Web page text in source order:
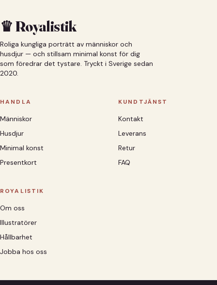
♛ Royalistik
Roliga kungliga porträtt av människor och
husdjur — och stillsam minimal konst för dig
som föredrar det tystare. Tryckt i Sverige sedan
2020.
HANDLA
Människor
Husdjur
Minimal konst
Presentkort
KUNDTJÄNST
Kontakt
Leverans
Retur
FAQ
ROYALISTIK
Om oss
Illustratörer
Hållbarhet
Jobba hos oss